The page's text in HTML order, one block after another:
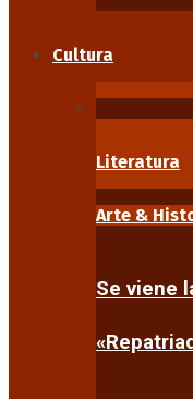
Cultura
Literatura
Arte &
Se viene